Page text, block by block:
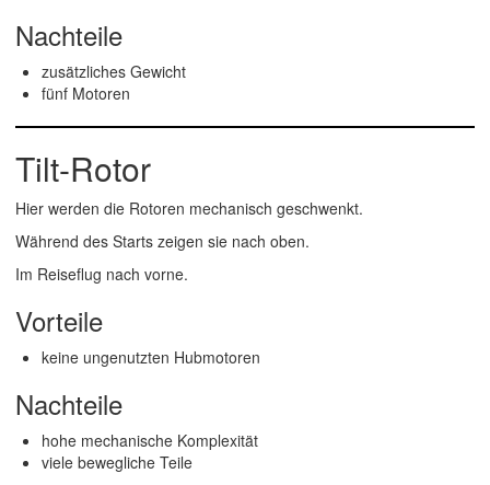
Nachteile
zusätzliches Gewicht
fünf Motoren
Tilt-Rotor
Hier werden die Rotoren mechanisch geschwenkt.
Während des Starts zeigen sie nach oben.
Im Reiseflug nach vorne.
Vorteile
keine ungenutzten Hubmotoren
Nachteile
hohe mechanische Komplexität
viele bewegliche Teile